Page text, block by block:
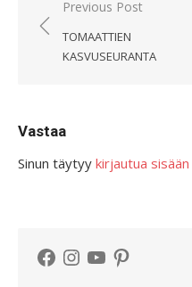
Artikkelien
selaus
Previous Post
TOMAATTIEN
KASVUSEURANTA
Vastaa
Sinun täytyy kirjautua sisään
Facebook
Instagram
YouTubePinterest